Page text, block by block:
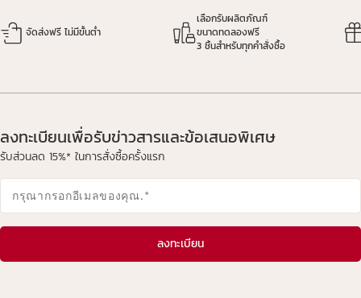
จัดส่งฟรี ไม่มีขั้นต่ำ
เลือกรับผลิตภัณฑ์
ขนาดทดลองฟรี
3 ชิ้นสำหรับทุกคำสั่งซื้อ
ลงทะเบียนเพื่อรับข่าวสารและข้อเสนอพิเศษ
รับส่วนลด 15%* ในการสั่งซื้อครั้งแรก
กรุณากรอกอีเมลของคุณ.*
ลงทะเบียน